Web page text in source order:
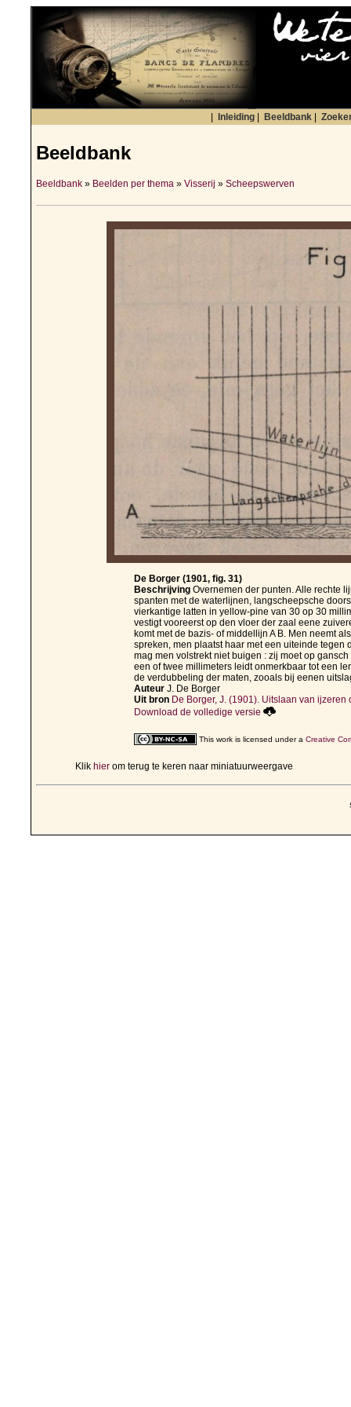
Inleiding Beeldbank
Beeldbank
Beeldbank » Beelden per thema » Visserij » Scheepswerven
De Borger (1901, fig. 31)
Beschrijving Overnemen der punten. Alle rechte
spanten met de waterlijnen, langscheepsche
vierkantige latten in yellow-pine van 30 op 30
vestigt vooreerst op den vloer der zaal eene
komt met de bazis- of middellijn A B. Men neemt
spreken, men plaatst haar met een uiteinde
mag men volstrekt niet buigen : zij moet op
een of twee millimeters leidt onmerkbaar tot een
de verdubbeling der maten, zooals bij eenen
Auteur J. De Borger
Uit bron De Borger, J. (1901). Uitslaan van ijzeren
Download de volledige versie
This work is licensed under a Creative
Klik hier om terug te keren naar miniatuurweergave